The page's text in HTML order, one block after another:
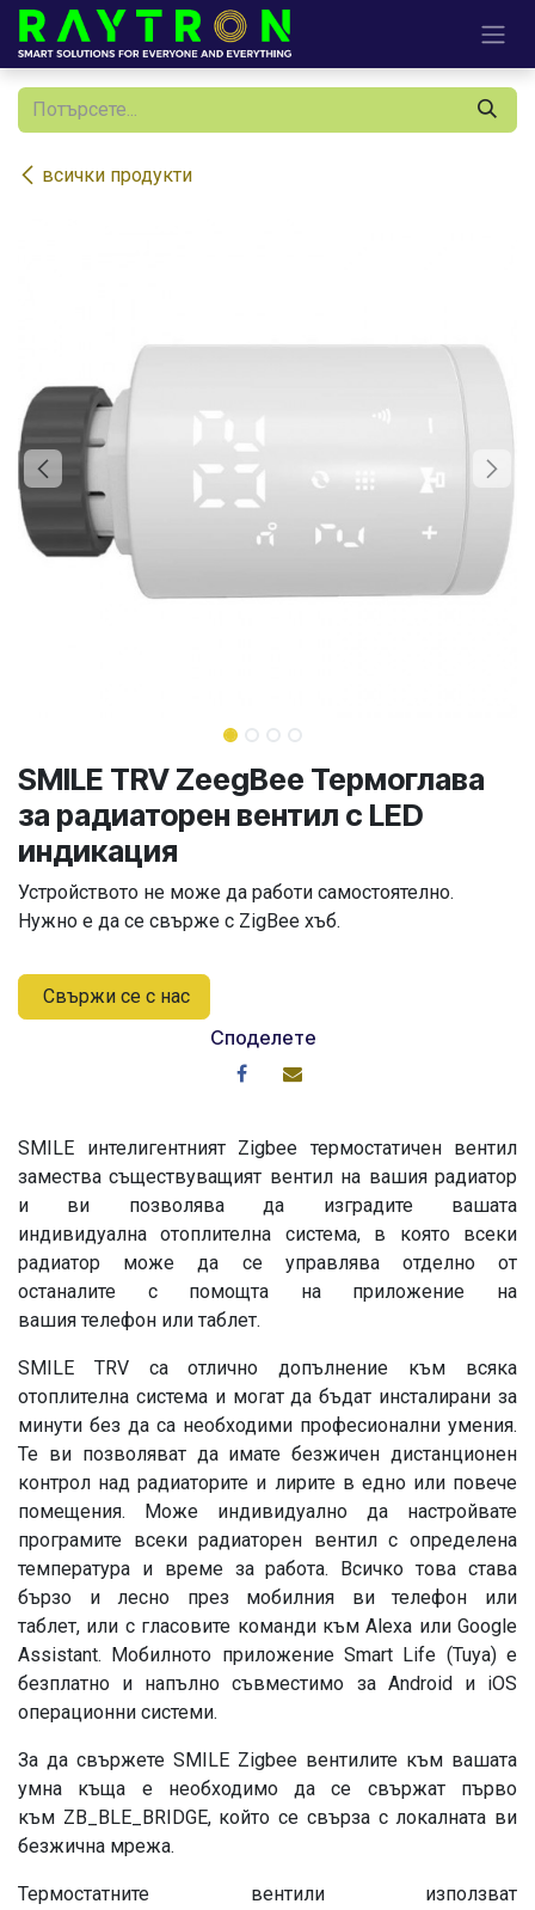
Преминете към съдържание
всички продукти
SMILE TRV ZeegBee Термоглава
за радиаторен вентил с LED
индикация
Устройството не може да работи самостоятелно.
Нужно е да се свърже с ZigBee хъб.
Свържи се с нас
Споделете
SMILE интелигентният Zigbee термостатичен вентил
замества съществуващият вентил на вашия радиатор
и ви позволява да изградите вашата
индивидуална отоплителна система, в която всеки
радиатор може да се управлява отделно от
останалите с помощта на приложение на
вашия телефон или таблет.
SMILE TRV са отлично допълнение към всяка
отоплителна система и могат да бъдат инсталирани за
минути без да са необходими професионални умения.
Те ви позволяват да имате безжичен дистанционен
контрол над радиаторите и лирите в едно или повече
помещения. Може индивидуално да настройвате
програмите всеки радиаторен вентил с определена
температура и време за работа. Всичко това става
бързо и лесно през мобилния ви телефон или
таблет, или с гласовите команди къмAlexa или Google
Assistant.
Мобилното приложение Smart Life (Tuya) е
безплатно и напълно съвместимо за Android и iOS
операционни системи.
За да свържете SMILE Zigbee вентилите към вашата
умна къща е необходимо да се свържат първо
към ZB_BLE_BRIDGE, който се свърза с локалната ви
безжична мрежа.
Термостатните вентили използват